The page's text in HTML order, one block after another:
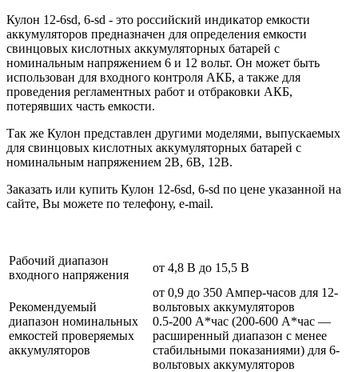
Кулон 12-6sd, 6-sd - это российский индикатор емкости
аккумуляторов предназначен для определения емкости
свинцовых кислотных аккумуляторных батарей с
номинальным напряжением 6 и 12 вольт. Он может быть
использован для входного контроля АКБ, а также для
проведения регламентных работ и отбраковки АКБ,
потерявших часть емкости.
Так же Кулон представлен другими моделями, выпускаемых
для свинцовых кислотных аккумуляторных батарей с
номинальным напряжением 2В, 6В, 12В.
Заказать или купить Кулон 12-6sd, 6-sd по цене указанной на
сайте, Вы можете по телефону, e-mail.
Рабочий диапазон
входного напряжения
от 4,8 В до 15,5 В
Рекомендуемый
диапазон номинальных
емкостей проверяемых
аккумуляторов
от 0,9 до 350 Ампер-часов для 12-
вольтовых аккумуляторов
0.5-200 А*час (200-600 А*час —
расширенный диапазон с менее
стабильными показаниями) для 6-
вольтовых аккумуляторов